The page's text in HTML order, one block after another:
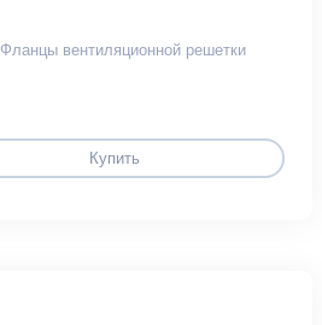
Фланцы вентиляционной решетки
Купить